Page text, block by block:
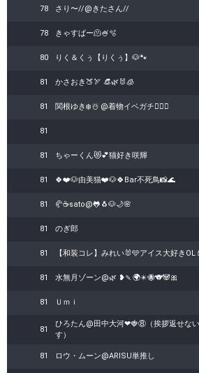
78 さり〜//@きたさん//
78 きゃすぱー🫠‎🍧🫧
80 りく＆くぅ【りくぅ】🐶🐾
81 かさおき🍑🏹‬ 👒🌿🐰🧊
81 関根ゆき❄️☃️ @着物イベガチ❤️‍🔥👘
81
81 ちゃーくん😻💕猫好き咲輝
81 🍀❤️🐶由美猫❤️🐶🍀Bar不死鳥📸🌊
81 🥐☕️sato@🐸🐧🐶🌙🌸
81 のぎ郎
81 【和装コレ】みれい🐰🩵アイス大好き
81 水無月ゾーン@🌿 ❥🍡🌍️✴️🐝🐨🐼🎀
81 Ｕｍｉ
81
ひろたん@田中大河❤🍓⑧（挨拶返せな
す）
81 ロウ・ムーン@ARISU単推し